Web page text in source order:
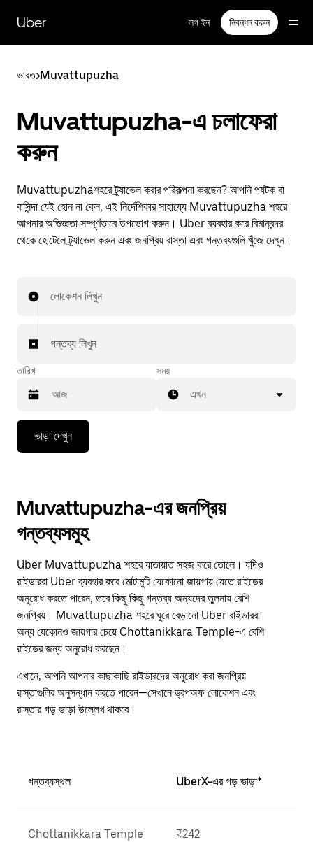
প্রধান
বিষয়সূচিতে
Uber লগ ইন নিবন্ধন করুন
ভারত>Muvattupuzha
Muvattupuzha-এ চলাফেরা
করুন
Muvattupuzhaশহরে ট্র্যাভেল করার পরিকল্পনা করছেন? আপনি পর্যটক বা
বাসিন্দা যেই হোন না কেন, এই নির্দেশিকার সাহায্যে Muvattupuzha শহরে
আপনার অভিজ্ঞতা সম্পূর্ণভাবে উপভোগ করুন। Uber ব্যবহার করে বিমানবন্দর
থেকে হোটেলে ট্র্যাভেল করুন এবং জনপ্রিয় রাস্তা এবং গন্তব্যগুলি খুঁজে দেখুন।
লোকেশন লিখুন
গন্তব্য লিখুন
তারিখ
Press
down
interact
with
the
calendar
select
a
date.
Press
the
escape
button
to
the
calendar.
সময়
এখন
ভাড়া দেখুন
Muvattupuzha-এর জনপ্রিয়
গন্তব্যসমূহ
Uber Muvattupuzha শহরে যাতায়াত সহজ করে তোলে। যদিও
রাইডাররা Uber ব্যবহার করে মোটামুটি যেকোনো জায়গায় যেতে রাইডের
অনুরোধ করতে পারেন, তবে কিছু কিছু গন্তব্য অন্যদের তুলনায় বেশি
জনপ্রিয়। Muvattupuzha শহরে ঘুরে বেড়ানো Uber রাইডাররা
অন্য যেকোনও জায়গার চেয়ে Chottanikkara Temple-এ বেশি
রাইডের জন্য অনুরোধ করছেন।
এখানে, আপনি আপনার কাছাকাছি রাইডারদের অনুরোধ করা জনপ্রিয়
রাস্তাগুলির অনুসন্ধান করতে পারেন—সেখানে ড্রপঅফ লোকেশন এবং
রাস্তার গড় ভাড়া উল্লেখ থাকবে।
গন্তব্যস্থল UberX-এর গড় ভাড়া*
Chottanikkara Temple ₹242